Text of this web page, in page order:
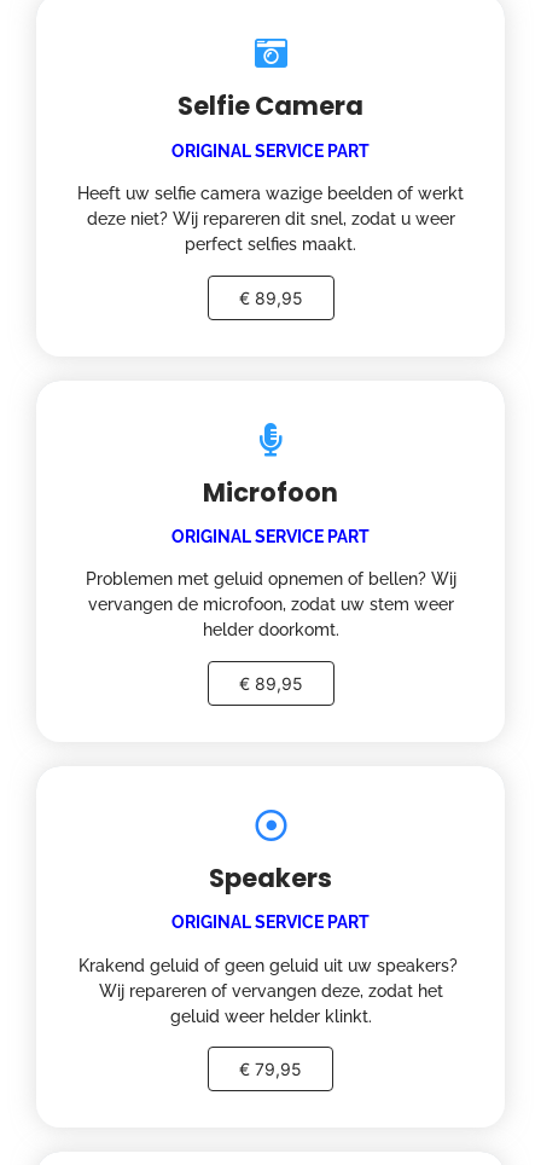
Selfie Camera
ORIGINAL SERVICE PART
Heeft uw selfie camera wazige beelden of werkt
deze niet? Wij repareren dit snel, zodat u weer
perfect selfies maakt.
€ 89,95
Microfoon
ORIGINAL SERVICE PART
Problemen met geluid opnemen of bellen? Wij
vervangen de microfoon, zodat uw stem weer
helder doorkomt.
€ 89,95
Speakers
ORIGINAL SERVICE PART
Krakend geluid of geen geluid uit uw speakers?
Wij repareren of vervangen deze, zodat het
geluid weer helder klinkt.
€ 79,95